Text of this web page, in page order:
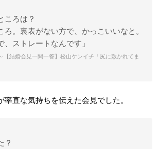
ころは？
ろ。裏表がない方で、かっこいいなと。
ストレートなんです」
【結婚会見一問一答】松山ケンイチ「尻に敷かれてま
直な気持ちを伝えた会見でした。
？